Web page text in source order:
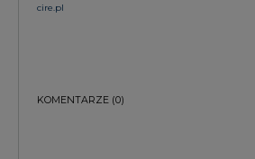
cire.pl
KOMENTARZE (0)